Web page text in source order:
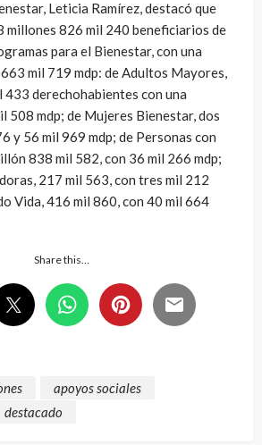
Leticia Ramírez, destacó que
millones 826 mil 240 beneficiarios de
para el Bienestar, con una
mil 719 mdp: de Adultos Mayores,
433 derechohabientes con una
508 mdp; de Mujeres Bienestar, dos
y 56 mil 969 mdp; de Personas con
838 mil 582, con 36 mil 266 mdp;
217 mil 563, con tres mil 212
Vida, 416 mil 860, con 40 mil 664
Share this…
apoyos sociales
destacado